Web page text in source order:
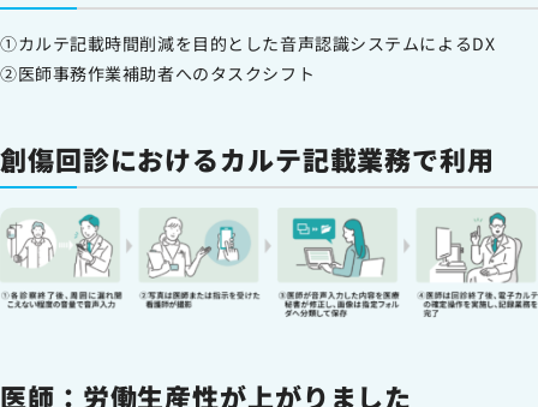
①カルテ記載時間削減を目的とした音声認識システムによるDX
②医師事務作業補助者へのタスクシフト
創傷回診におけるカルテ記載業務で利用
医師：労働生産性が上がりました